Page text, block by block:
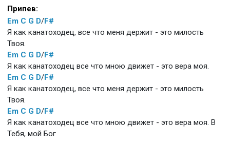
Припев:
Em C G D/F#
Я как канатоходец, все что меня держит - это милость
Твоя.
Em C G D/F#
Я как канатоходец все что мною движет - это вера моя.
Em C G D/F#
Я как канатоходец, все что меня держит - это милость
Твоя.
Em C G D/F#
Я как канатоходец все что мною движет - это вера моя. В
Тебя, мой Бог